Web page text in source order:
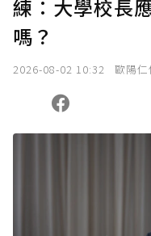
練：大學校長
嗎？
2026-08-02 10:32 歐陽